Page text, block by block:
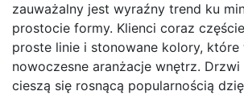
zauważalny jest wyraźny trend ku
prostocie formy. Klienci coraz
proste linie i stonowane kolory, które
nowoczesne aranżacje wnętrz.
cieszą się rosnącą popularnością